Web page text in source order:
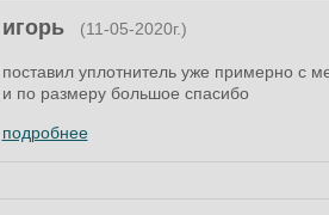
игорь (11-05-2020г.)
поставил уплотнитель уже примерно с
и по размеру большое спасибо
подробнее